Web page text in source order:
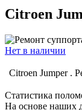
Citroen
Нет в наличии
Citroen Jumper .
Статистика
На основе наших